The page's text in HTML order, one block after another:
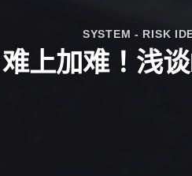
SYSTEM - RISK
难上加难！浅